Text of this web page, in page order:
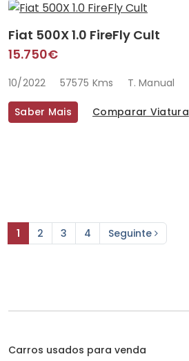
Fiat 500X 1.0 FireFly Cult
15.750€
10/2022 57575 Kms T. Manual
Saber Mais Comparar Viatura
1 2 3 4 Seguinte
Carros usados para venda